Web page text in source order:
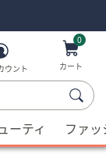
ウント
0
カート
ーティ ファ